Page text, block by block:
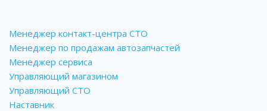
Менеджер контакт-центра СТО
Менеджер по продажам автозапчастей
Менеджер сервиса
Управляющий магазином
Управляющий СТО
Наставник